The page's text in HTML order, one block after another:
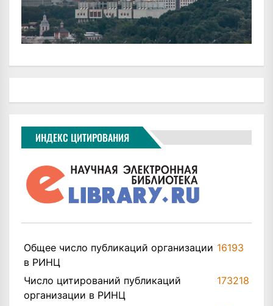
ИНДЕКС ЦИТИРОВАНИЯ
Общее число публикаций организации
в РИНЦ
16193
Число цитирований публикаций
организации в РИНЦ
173218